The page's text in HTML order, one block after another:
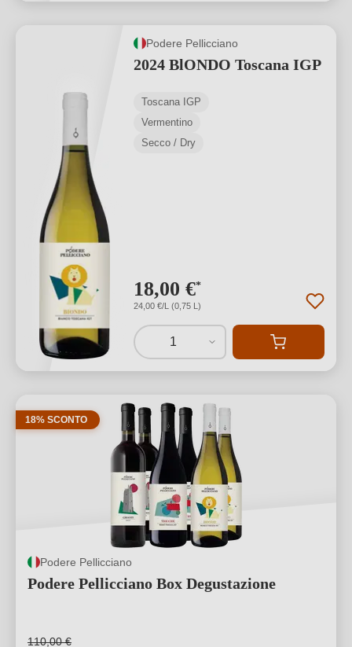
Podere Pellicciano
2024 BlONDO Toscana IGP
Toscana IGP
Vermentino
Secco / Dry
18,00 €*
24,00 €/L (0,75 L)
1
18% SCONTO
Podere Pellicciano
Podere Pellicciano Box Degustazione
110,00 €